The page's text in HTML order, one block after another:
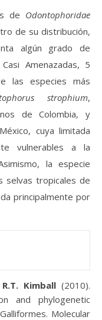
de Odontophoridae
de su distribución,
algún grado de
Amenazadas, 5
las especies más
strophium,
de Colombia, y
cuya limitada
vulnerables a la
la especie
selvas tropicales de
principalmente por
Kimball(2010).
and phylogenetic
Molecular